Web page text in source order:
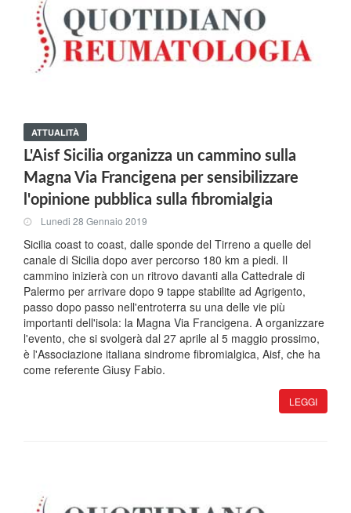
ATTUALITÀ
L'Aisf Sicilia organizza un cammino sulla
Magna Via Francigena per sensibilizzare
l'opinione pubblica sulla fibromialgia
Lunedi 28 Gennaio 2019
Sicilia coast to coast, dalle sponde del Tirreno a quelle del
canale di Sicilia dopo aver percorso 180 km a piedi. Il
cammino inizierà con un ritrovo davanti alla Cattedrale di
Palermo per arrivare dopo 9 tappe stabilite ad Agrigento,
passo dopo passo nell'entroterra su una delle vie più
importanti dell'isola: la Magna Via Francigena. A organizzare
l'evento, che si svolgerà dal 27 aprile al 5 maggio prossimo,
è l'Associazione italiana sindrome fibromialgica, Aisf, che ha
come referente Giusy Fabio.
LEGGI